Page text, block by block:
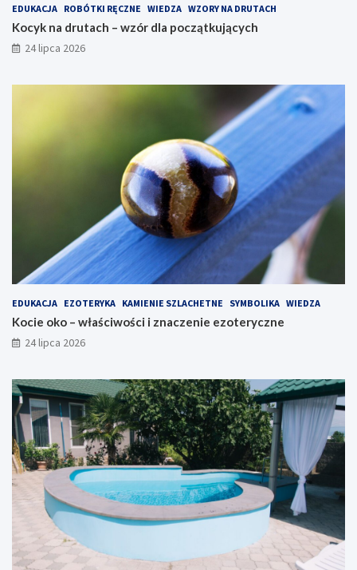
EDUKACJA ROBÓTKI RĘCZNE WIEDZA WZORY NA DRUTACH
Kocyk na drutach – wzór dla początkujących
24 lipca 2026
EDUKACJA EZOTERYKA KAMIENIE SZLACHETNE SYMBOLIKA WIEDZA
Kocie oko – właściwości i znaczenie ezoteryczne
24 lipca 2026